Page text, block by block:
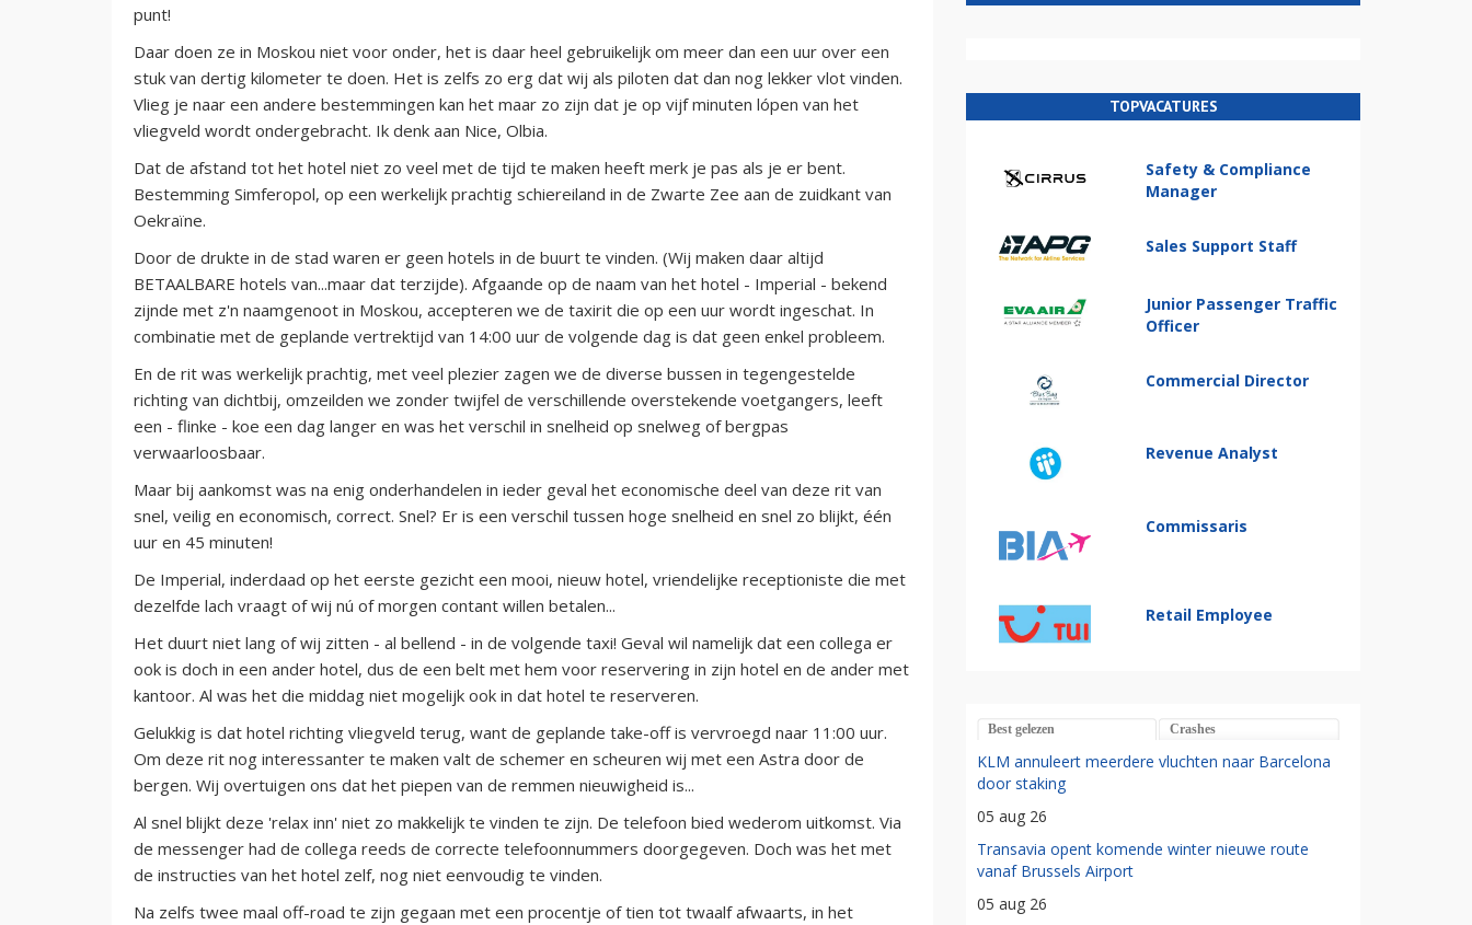
punt!
Daar doen ze in Moskou niet voor onder, het is daar heel gebruikelijk om meer dan een uur over een
stuk van dertig kilometer te doen. Het is zelfs zo erg dat wij als piloten dat dan nog lekker vlot vinden.
Vlieg je naar een andere bestemmingen kan het maar zo zijn dat je op vijf minuten lópen van het
vliegveld wordt ondergebracht. Ik denk aan Nice, Olbia.
Dat de afstand tot het hotel niet zo veel met de tijd te maken heeft merk je pas als je er bent.
Bestemming Simferopol, op een werkelijk prachtig schiereiland in de Zwarte Zee aan de zuidkant van
Oekraïne.
Door de drukte in de stad waren er geen hotels in de buurt te vinden. (Wij maken daar altijd
BETAALBARE hotels van...maar dat terzijde). Afgaande op de naam van het hotel - Imperial - bekend
zijnde met z'n naamgenoot in Moskou, accepteren we de taxirit die op een uur wordt ingeschat. In
combinatie met de geplande vertrektijd van 14:00 uur de volgende dag is dat geen enkel probleem.
En de rit was werkelijk prachtig, met veel plezier zagen we de diverse bussen in tegengestelde
richting van dichtbij, omzeilden we zonder twijfel de verschillende overstekende voetgangers, leeft
een - flinke - koe een dag langer en was het verschil in snelheid op snelweg of bergpas
verwaarloosbaar.
Maar bij aankomst was na enig onderhandelen in ieder geval het economische deel van deze rit van
snel, veilig en economisch, correct. Snel? Er is een verschil tussen hoge snelheid en snel zo blijkt, één
uur en 45 minuten!
De Imperial, inderdaad op het eerste gezicht een mooi, nieuw hotel, vriendelijke receptioniste die met
dezelfde lach vraagt of wij nú of morgen contant willen betalen...
Het duurt niet lang of wij zitten - al bellend - in de volgende taxi! Geval wil namelijk dat een collega er
ook is doch in een ander hotel, dus de een belt met hem voor reservering in zijn hotel en de ander met
kantoor. Al was het die middag niet mogelijk ook in dat hotel te reserveren.
Gelukkig is dat hotel richting vliegveld terug, want de geplande take-off is vervroegd naar 11:00 uur.
Om deze rit nog interessanter te maken valt de schemer en scheuren wij met een Astra door de
bergen. Wij overtuigen ons dat het piepen van de remmen nieuwigheid is...
Al snel blijkt deze 'relax inn' niet zo makkelijk te vinden te zijn. De telefoon bied wederom uitkomst. Via
de messenger had de collega reeds de correcte telefoonnummers doorgegeven. Doch was het met
de instructies van het hotel zelf, nog niet eenvoudig te vinden.
Na zelfs twee maal off-road te zijn gegaan met een procentje of tien tot twaalf afwaarts, in het
TOPVACATURES
Safety & Compliance
Manager
Sales Support Staff
Junior Passenger Traffic
Officer
Commercial Director
Revenue Analyst
Commissaris
Retail Employee
Best gelezen Crashes
KLM annuleert meerdere vluchten naar Barcelona
door staking
05 aug 26
Transavia opent komende winter nieuwe route
vanaf Brussels Airport
05 aug 26